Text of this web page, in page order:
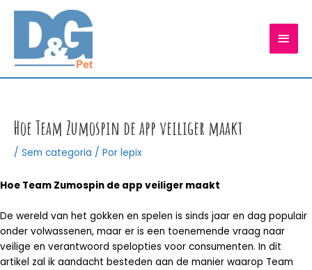
conteúdo
Hoe Team Zumospin de app veiliger maakt
/ Sem categoria / Por lepix
Hoe Team Zumospin de app veiliger maakt
De wereld van het gokken en spelen is sinds jaar en dag populair
onder volwassenen, maar er is een toenemende vraag naar
veilige en verantwoord spelopties voor consumenten. In dit
artikel zal ik aandacht besteden aan de manier waarop Team